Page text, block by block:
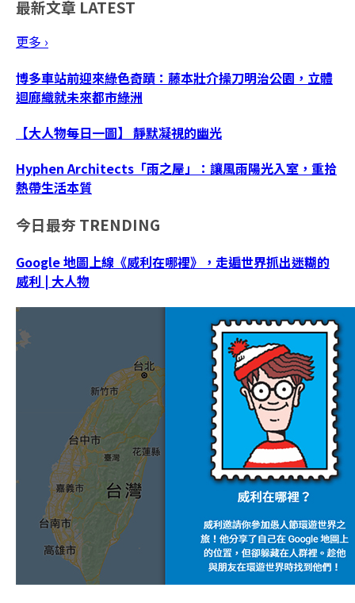
最新文章 LATEST
更多 ›
博多車站前迎來綠色奇蹟：藤本壯介操刀明治公園，立體
迴廊織就未來都市綠洲
【大人物每日一圖】 靜默凝視的幽光
Hyphen Architects「雨之屋」：讓風雨陽光入室，重拾
熱帶生活本質
今日最夯 TRENDING
Google 地圖上線《威利在哪裡》，走遍世界抓出迷糊的
威利 | 大人物